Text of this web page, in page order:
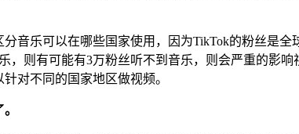
音乐可以在哪些国家使用，因为TikTok的粉丝是
，则有可能有3万粉丝听不到音乐，则会严重的影
对不同的国家地区做视频。